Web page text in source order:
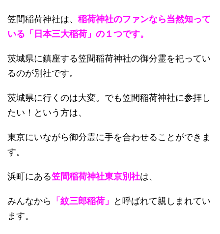
笠間稲荷神社は、 稲荷神社のファンなら当然知って
いる「日本三大稲荷」の１つです。
茨城県に鎮座する笠間稲荷神社の御分霊を祀ってい
るのが別社です。
茨城県に行くのは大変。でも笠間稲荷神社に参拝し
たい！という方は、
東京にいながら御分霊に手を合わせることができま
す。
浜町にある笠間稲荷神社東京別社は、
みんなから 「紋三郎稲荷」
と呼ばれて親しまれてい
ます。